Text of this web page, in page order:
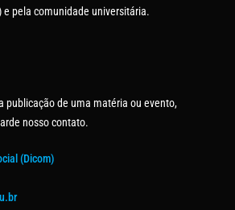
e pela comunidade universitária.
publicação de uma matéria ou evento,
nosso contato.
(Dicom)